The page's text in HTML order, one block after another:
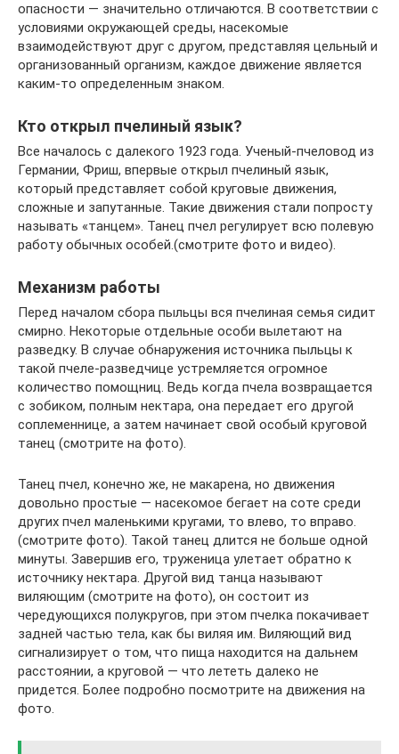
опасности — значительно отличаются. В соответствии с
условиями окружающей среды, насекомые
взаимодействуют друг с другом, представляя цельный и
организованный организм, каждое движение является
каким-то определенным знаком.
Кто открыл пчелиный язык?
Все началось с далекого 1923 года. Ученый-пчеловод из
Германии, Фриш, впервые открыл пчелиный язык,
который представляет собой круговые движения,
сложные и запутанные. Такие движения стали попросту
называть «танцем». Танец пчел регулирует всю полевую
работу обычных особей.(смотрите фото и видео).
Механизм работы
Перед началом сбора пыльцы вся пчелиная семья сидит
смирно. Некоторые отдельные особи вылетают на
разведку. В случае обнаружения источника пыльцы к
такой пчеле-разведчице устремляется огромное
количество помощниц. Ведь когда пчела возвращается
с зобиком, полным нектара, она передает его другой
соплеменнице, а затем начинает свой особый круговой
танец (смотрите на фото).
Танец пчел, конечно же, не макарена, но движения
довольно простые — насекомое бегает на соте среди
других пчел маленькими кругами, то влево, то вправо.
(смотрите фото). Такой танец длится не больше одной
минуты. Завершив его, труженица улетает обратно к
источнику нектара. Другой вид танца называют
виляющим (смотрите на фото), он состоит из
чередующихся полукругов, при этом пчелка покачивает
задней частью тела, как бы виляя им. Виляющий вид
сигнализирует о том, что пища находится на дальнем
расстоянии, а круговой — что лететь далеко не
придется. Более подробно посмотрите на движения на
фото.